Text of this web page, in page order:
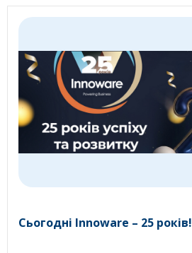
Сьогодні Innoware – 25 років!